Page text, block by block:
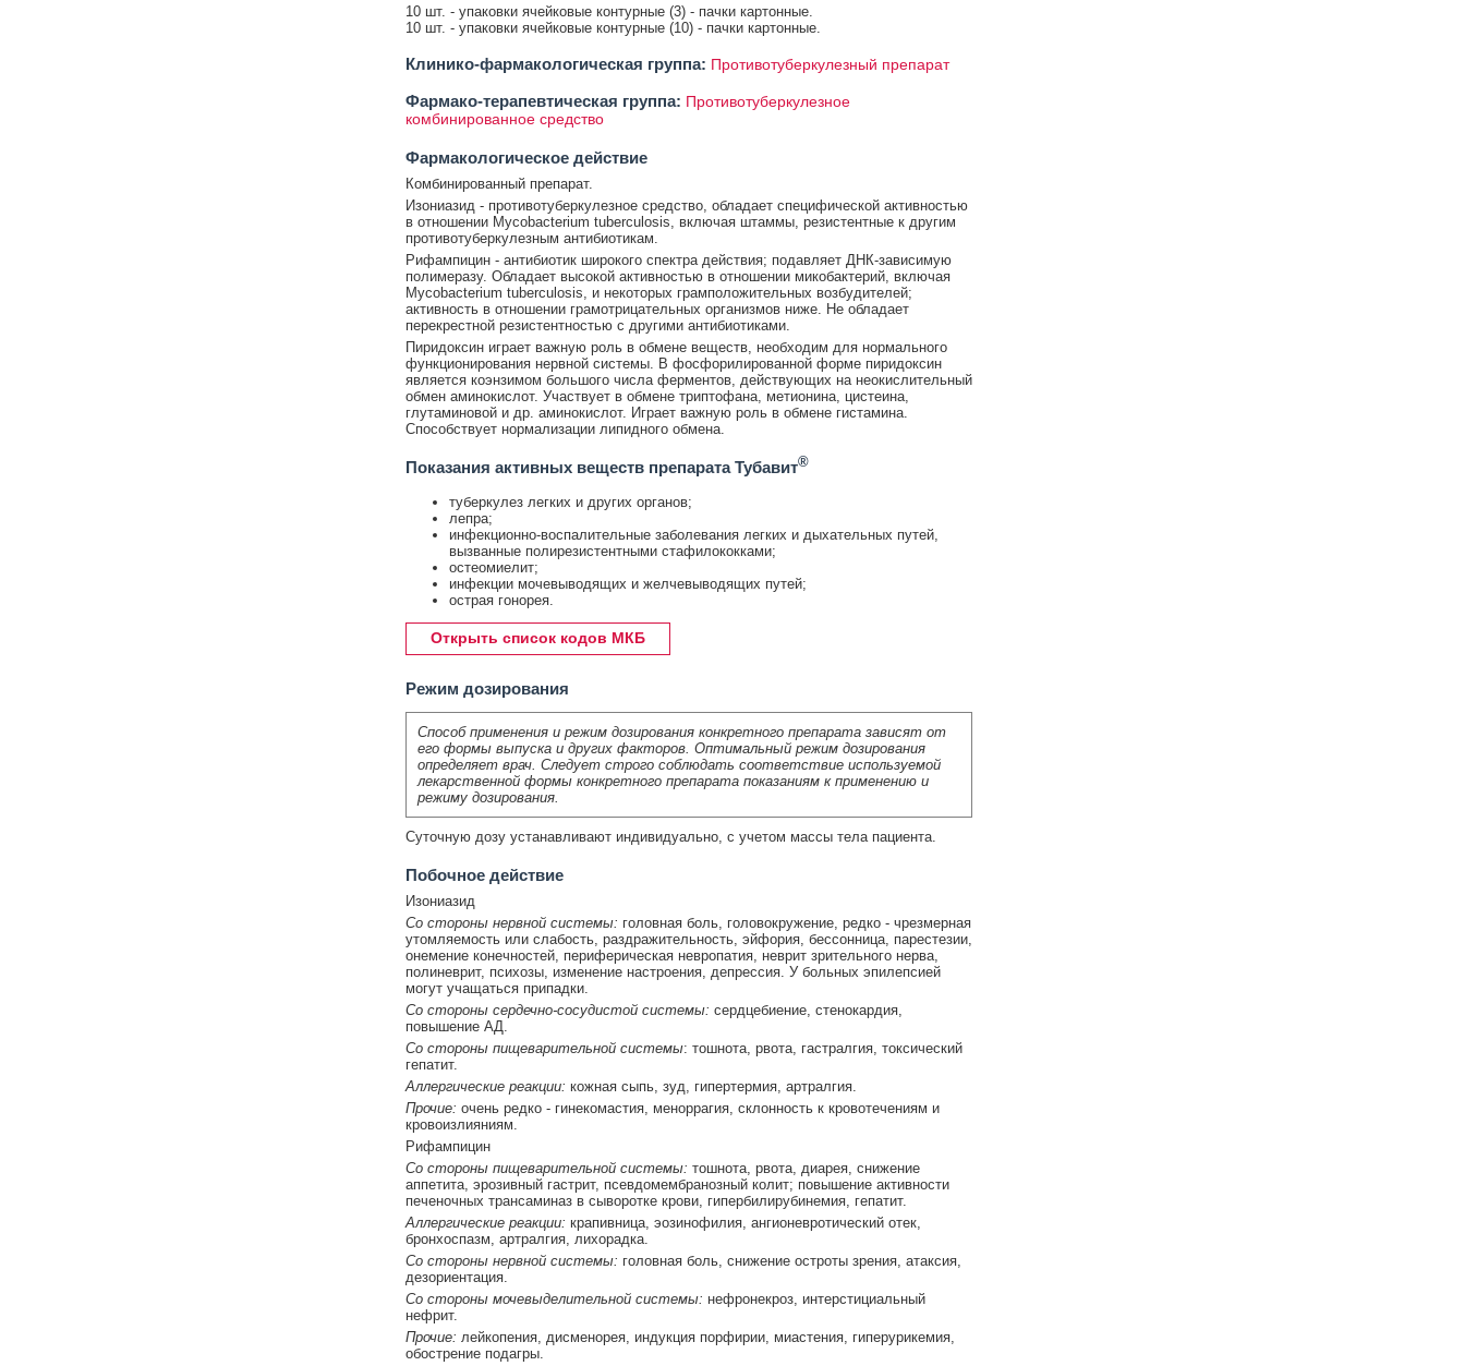
10 шт. - упаковки ячейковые контурные (3) - пачки картонные.
10 шт. - упаковки ячейковые контурные (10) - пачки картонные.
Клинико-фармакологическая группа: Противотуберкулезный препарат
Фармако-терапевтическая группа: Противотуберкулезное
комбинированное средство
Фармакологическое действие
Комбинированный препарат.
Изониазид - противотуберкулезное средство, обладает специфической активностью
в отношении Mycobacterium tuberculosis, включая штаммы, резистентные к другим
противотуберкулезным антибиотикам.
Рифампицин - антибиотик широкого спектра действия; подавляет ДНК-зависимую
полимеразу. Обладает высокой активностью в отношении микобактерий, включая
Mycobacterium tuberculosis, и некоторых грамположительных возбудителей;
активность в отношении грамотрицательных организмов ниже. Не обладает
перекрестной резистентностью с другими антибиотиками.
Пиридоксин играет важную роль в обмене веществ, необходим для нормального
функционирования нервной системы. В фосфорилированной форме пиридоксин
является коэнзимом большого числа ферментов, действующих на неокислительный
обмен аминокислот. Участвует в обмене триптофана, метионина, цистеина,
глутаминовой и др. аминокислот. Играет важную роль в обмене гистамина.
Способствует нормализации липидного обмена.
Показания активных веществ препарата Тубавит®
туберкулез легких и других органов;
лепра;
инфекционно-воспалительные заболевания легких и дыхательных путей,
вызванные полирезистентными стафилококками;
остеомиелит;
инфекции мочевыводящих и желчевыводящих путей;
острая гонорея.
Открыть список кодов МКБ
Режим дозирования
Способ применения и режим дозирования конкретного препарата зависят от
его формы выпуска и других факторов. Оптимальный режим дозирования
определяет врач. Следует строго соблюдать соответствие используемой
лекарственной формы конкретного препарата показаниям к применению и
режиму дозирования.
Суточную дозу устанавливают индивидуально, с учетом массы тела пациента.
Побочное действие
Изониазид
Со стороны нервной системы: головная боль, головокружение, редко - чрезмерная
утомляемость или слабость, раздражительность, эйфория, бессонница, парестезии,
онемение конечностей, периферическая невропатия, неврит зрительного нерва,
полиневрит, психозы, изменение настроения, депрессия. У больных эпилепсией
могут учащаться припадки.
Со стороны сердечно-сосудистой системы: сердцебиение, стенокардия,
повышение АД.
Со стороны пищеварительной системы: тошнота, рвота, гастралгия, токсический
гепатит.
Аллергические реакции: кожная сыпь, зуд, гипертермия, артралгия.
Прочие: очень редко - гинекомастия, меноррагия, склонность к кровотечениям и
кровоизлияниям.
Рифампицин
Со стороны пищеварительной системы: тошнота, рвота, диарея, снижение
аппетита, эрозивный гастрит, псевдомембранозный колит; повышение активности
печеночных трансаминаз в сыворотке крови, гипербилирубинемия, гепатит.
Аллергические реакции: крапивница, эозинофилия, ангионевротический отек,
бронхоспазм, артралгия, лихорадка.
Со стороны нервной системы: головная боль, снижение остроты зрения, атаксия,
дезориентация.
Со стороны мочевыделительной системы: нефронекроз, интерстициальный
нефрит.
Прочие: лейкопения, дисменорея, индукция порфирии, миастения, гиперурикемия,
обострение подагры.